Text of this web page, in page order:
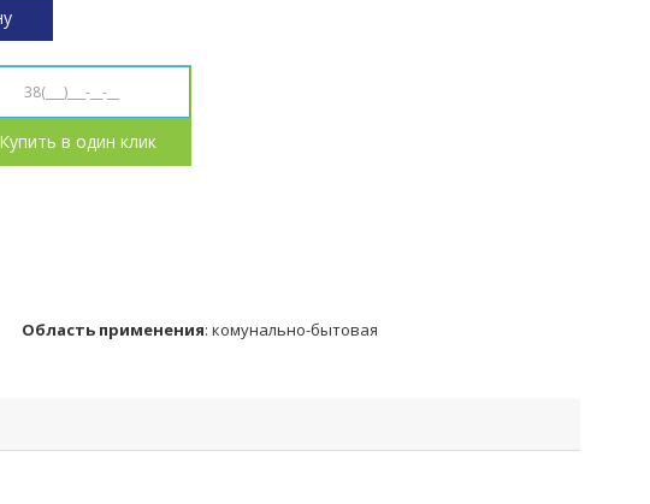
Купить в один клик
Область применения: комунально-бытовая